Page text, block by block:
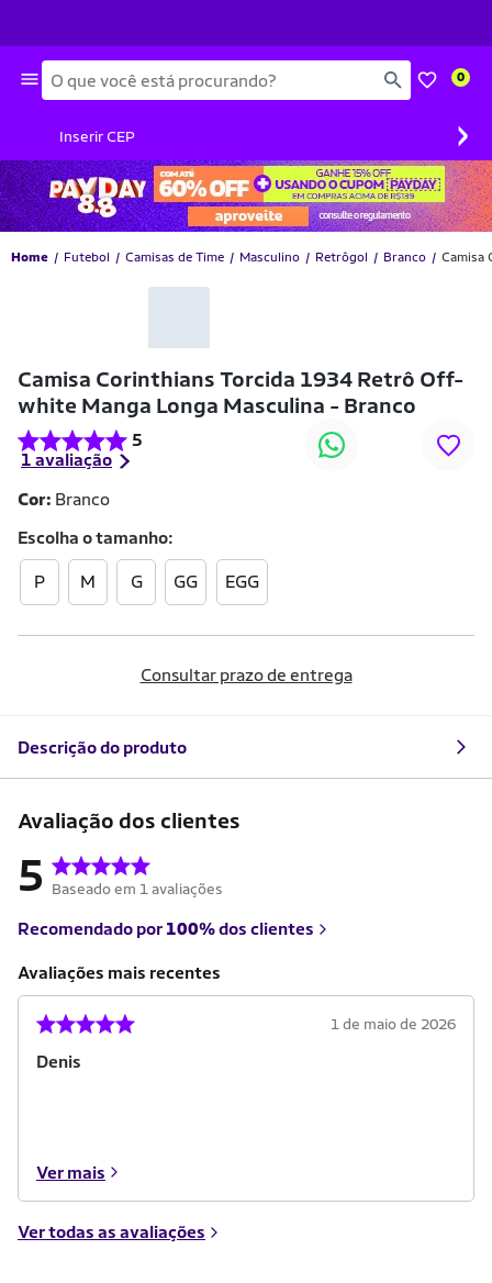
Busca 0
Inserir CEP ›
Home Futebol Camisas de Time Masculino Retrôgol Branco Camisa
Camisa Corinthians Torcida 1934 Retrô Off-
white Manga Longa Masculina - Branco
5
1 avaliação
-10% OFF
Cor: Branco
Escolha otamanho
P M G GG EGG
Consultar prazo de entrega
Descrição do produto
Avaliação dos clientes
5 Baseado em 1 avaliações
Recomendado por 100%dos clientes
Avaliações mais recentes
Denis
1 de maio de 2026
Ver mais
Ver todas as avaliações